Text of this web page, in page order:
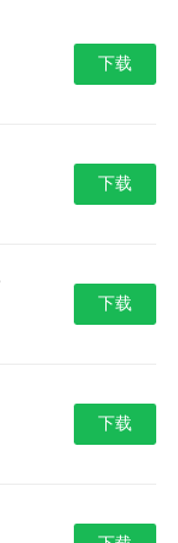
下载
下载
下载
下载